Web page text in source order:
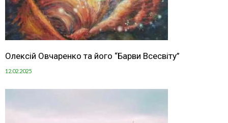
Олексій Овчаренко та його “Барви Всесвіту”
12.02.2025